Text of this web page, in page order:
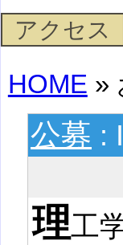
アクセス
HOME »
公募 :
理工